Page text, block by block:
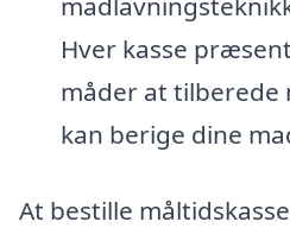
Hver kasse
måder at tilberede
kan berige dine
At bestille